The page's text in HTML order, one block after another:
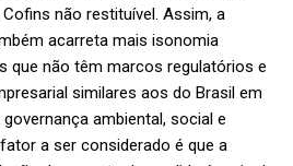
não restituível. Assim, a
acarreta mais isonomia
que não têm marcos regulatórios e
similares aos do Brasil em
ambiental, social e
a ser considerado é que a